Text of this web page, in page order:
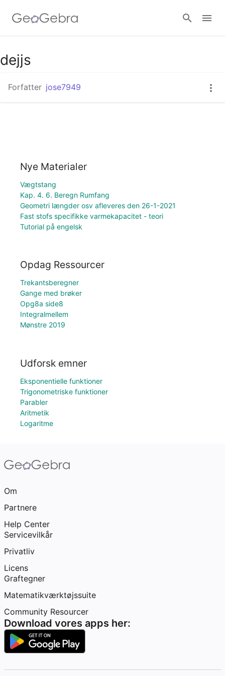
dejjs
Forfatter jose7949
Nye Materialer
Vægtstang
Kap. 4. 6. Beregn Rumfang
Geometri længder osv afleveres den 26-1-2021
Fast stofs specifikke varmekapacitet - teori
Tutorial på engelsk
Opdag Ressourcer
Trekantsberegner
Gange med brøker
Opg8a side8
Integralmellem
Mønstre 2019
Udforsk emner
Eksponentielle funktioner
Trigonometriske funktioner
Parabler
Aritmetik
Logaritme
Om
Partnere
Help Center
Servicevilkår
Privatliv
Licens
Graftegner
Matematikværktøjssuite
Community Resourcer
Download vores apps her: